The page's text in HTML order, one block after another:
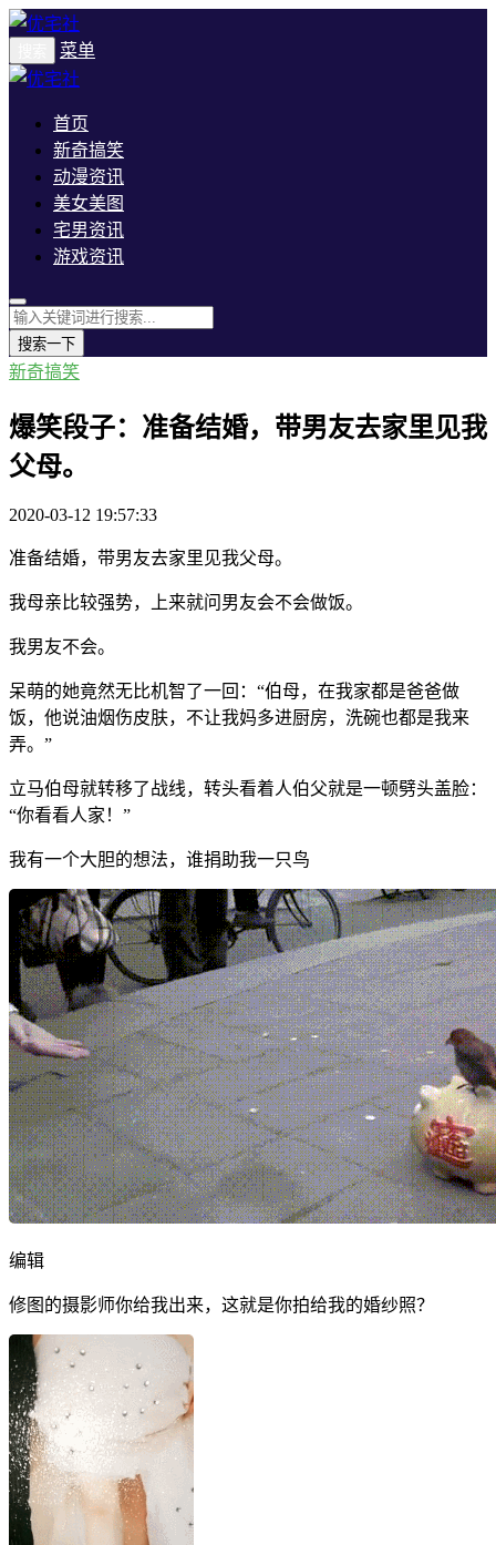
菜单
首页
新奇搞笑
动漫资讯
美女美图
宅男资讯
游戏资讯
搜索一下
新奇搞笑
爆笑段子：准备结婚，带男友去家里见我
父母。
2020-03-12 19:57:33
准备结婚，带男友去家里见我父母。
我母亲比较强势，上来就问男友会不会做饭。
我男友不会。
呆萌的她竟然无比机智了一回：“伯母，在我家都是爸爸做
饭，他说油烟伤皮肤，不让我妈多进厨房，洗碗也都是我来
弄。”
立马伯母就转移了战线，转头看着人伯父就是一顿劈头盖脸：
“你看看人家！”
我有一个大胆的想法，谁捐助我一只鸟
编辑
修图的摄影师你给我出来，这就是你拍给我的婚纱照？